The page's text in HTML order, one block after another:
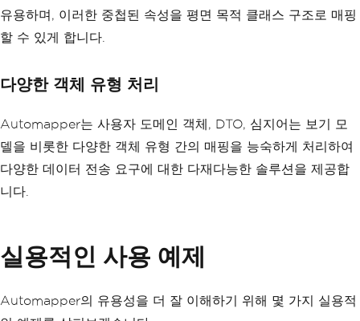
유용하며, 이러한 중첩된 속성을 평면 목적 클래스 구조로 매핑
할 수 있게 합니다.
다양한 객체 유형 처리
Automapper는 사용자 도메인 객체, DTO, 심지어는 보기 모
델을 비롯한 다양한 객체 유형 간의 매핑을 능숙하게 처리하여
다양한 데이터 전송 요구에 대한 다재다능한 솔루션을 제공합
니다.
실용적인 사용 예제
Automapper의 유용성을 더 잘 이해하기 위해 몇 가지 실용적